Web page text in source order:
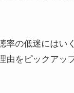
率の低迷にはい
由をピックアッ